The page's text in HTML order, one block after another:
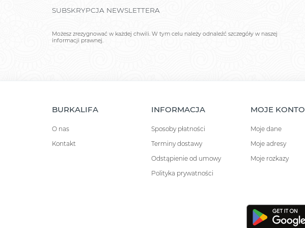
SUBSKRYPCJA NEWSLETTERA
Możesz zrezygnować w każdej chwili. W tym celu należy odnaleźć szczegóły w naszej
informacji prawnej.
BURKALIFA
O nas
Kontakt
INFORMACJA
Sposoby płatności
Terminy dostawy
Odstąpienie od umowy
Polityka prywatności
MOJE KONTO
Moje dane
Moje adresy
Moje rozkazy